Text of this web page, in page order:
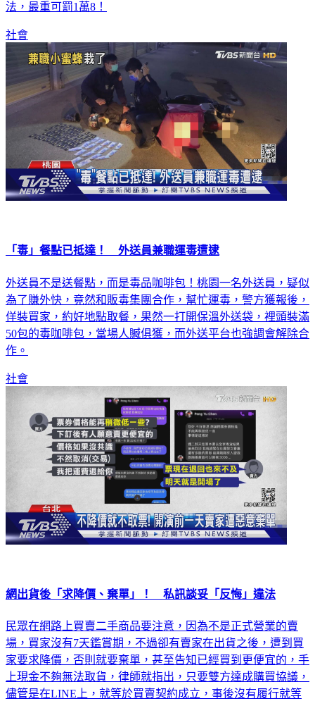
法，最重可罰1萬8！
社會
「毒」餐點已抵達！ 外送員兼職運毒遭逮
外送員不是送餐點，而是毒品咖啡包！桃園一名外送員，疑似
為了賺外快，竟然和販毒集團合作，幫忙運毒，警方獲報後，
佯裝買家，約好地點取餐，果然一打開保溫外送袋，裡頭裝滿
50包的毒咖啡包，當場人贓俱獲，而外送平台也強調會解除合
作。
社會
網出貨後「求降價、棄單」！ 私訊談妥「反悔」違法
民眾在網路上買賣二手商品要注意，因為不是正式營業的賣
場，買家沒有7天鑑賞期，不過卻有賣家在出貨之後，遭到買
家要求降價，否則就要棄單，甚至告知已經買到更便宜的，手
上現金不夠無法取貨，律師就指出，只要雙方達成購買協議，
儘管是在LINE上，就等於買賣契約成立，事後沒有履行就等